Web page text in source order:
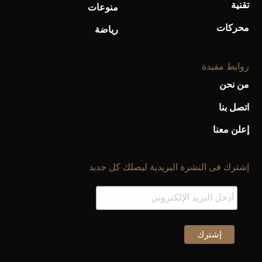
تقنية
محركات
منوعات
رياضة
روابط مفيدة
من نحن
اتصل بنا
إعلن معنا
إشترك فى النشرة البريدية ليصلك كل جديد